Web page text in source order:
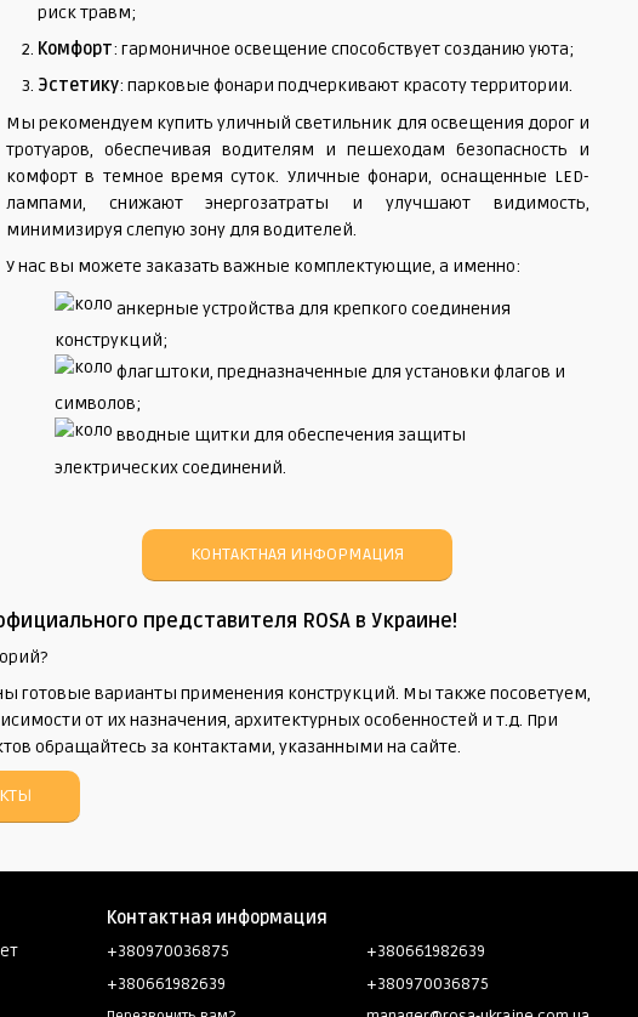
риск травм;
Комфорт: гармоничное освещение способствует созданию уюта;
Эстетику: парковые фонари подчеркивают красоту территории.
Мы рекомендуем купить уличный светильник для освещения дорог и
тротуаров, обеспечивая водителям и пешеходам безопасность и
комфорт в темное время суток. Уличные фонари, оснащенные LED-
лампами, снижают энергозатраты и улучшают видимость,
минимизируя слепую зону для водителей.
У нас вы можете заказать важные комплектующие, а именно:
анкерные устройства для крепкого соединения
конструкций;
флагштоки, предназначенные для установки флагов и
символов;
вводные щитки для обеспечения защиты
электрических соединений.
КОНТАКТНАЯ ИНФОРМАЦИЯ
представителя ROSA в Украине!
готовые варианты применения конструкций. Мы также посоветуем,
от их назначения, архитектурных особенностей и т.д. При
обращайтесь за контактами, указанными на сайте.
Контактная информация
+380970036875
+380661982639
+380661982639
+380970036875